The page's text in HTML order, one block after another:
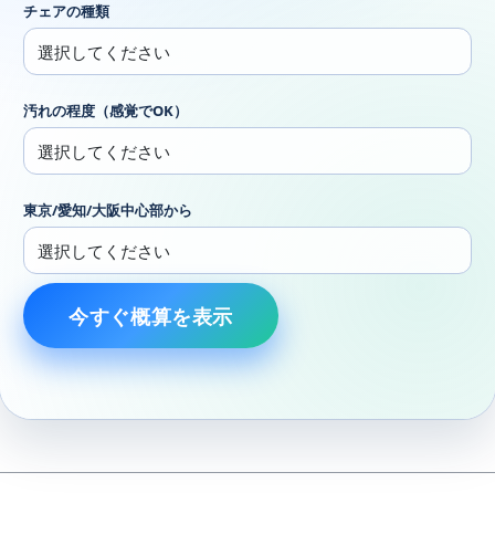
チェアの種類
汚れの程度（感覚でOK）
東京/愛知/大阪中心部から
今すぐ概算を表示